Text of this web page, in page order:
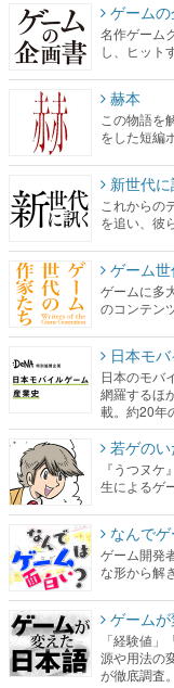
ゲーム
名作ゲーム
し、ヒット
赫本
この物語を
をした短編
新世代に
これからの
を追い、彼
ゲーム
ゲームに多
のコンテン
日本モ
日本のモバ
網羅するほ
載。約20年
若ゲの
『うつヌ
生によるゲ
なんで
ゲーム開発
な形から解
ゲーム
「経験値
源や用法の
が徹底調査。